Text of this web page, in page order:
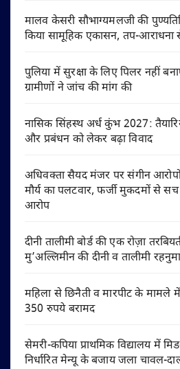
मालव केसरी सौभाग्यमलजी की
किया सामूहिक एकासन, तप-आराधना
पुलिया में सुरक्षा के लिए पिलर नहीं
ग्रामीणों ने जांच की मांग की
नासिक सिंहस्थ अर्ध कुंभ 2027:
और प्रबंधन को लेकर बढ़ा विवाद
अधिवक्ता सैयद मंजर पर संगीन
मौर्य का पलटवार, फर्जी मुकदमों से
आरोप
दीनी तालीमी बोर्ड की एक रोज़ा
मु’अल्लिमीन की दीनी व तालीमी
महिला से छिनैती व मारपीट के मामले
350 रुपये बरामद
सेमरी-कपिया प्राथमिक विद्यालय में
निर्धारित मेन्यू के बजाय जला चावल-